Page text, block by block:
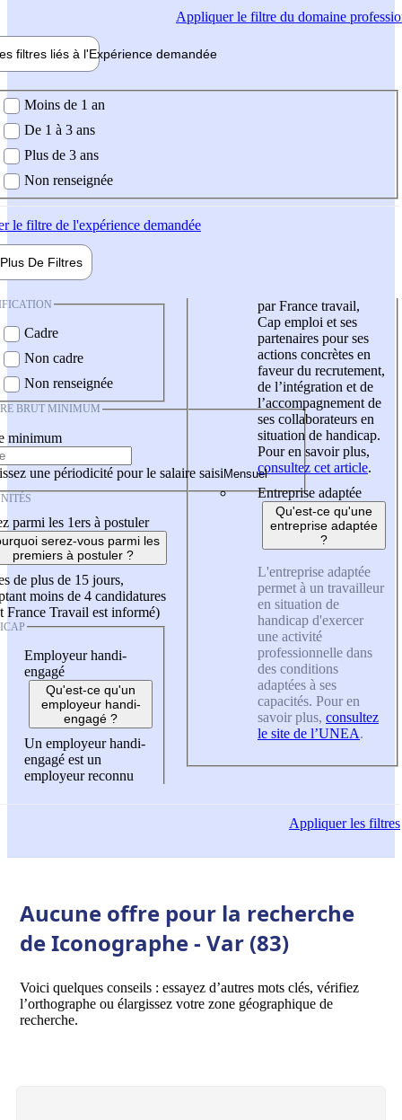
Appliquerle filtre du domaine
filtres liés à l'Expérience demandée
demandée
Moins de 1 an
De 1 à 3 ans
Plus de 3 ans
Non renseignée
le filtre de l'expérience demandée
Plus De Filtres
Cadre
Non cadre
Non renseignée
BRUT MINIMUM
minimum
une périodicité pour le salaire saisi
parmi les 1ers à postuler
serez-vous parmi les
premiers à postuler ?
de plus de 15 jours,
moins de 4 candidatures
France Travail est informé)
Employeur handi-
engagé
Qu'est-ce qu'un
employeur handi-
engagé ?
Un employeur handi-
engagé est un
employeur reconnu
par France travail,
Cap emploi et ses
partenaires pour ses
actions concrètes en
faveur du recrutement,
de l’intégration et de
l’accompagnement de
ses collaborateurs en
situation de handicap.
Pour en savoir plus,
consultez cet article.
Entreprise adaptée
Qu'est-ce qu'une
entreprise adaptée
?
L'entreprise adaptée
permet à un travailleur
en situation de
handicap d'exercer
une activité
professionnelle dans
des conditions
adaptées à ses
capacités. Pour en
savoir plus, consultez
le site de l’UNEA.
Appliquerles filtres
Aucune offre pour la recherche
de Iconographe - Var (83)
Voici quelques conseils : essayez d’autres mots clés, vérifiez
l’orthographe ou élargissez votre zone géographique de
recherche.